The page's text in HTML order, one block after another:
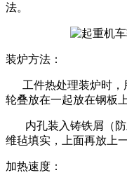
法。
装炉方法：
工件热处理装炉时，
轮叠放在一起放在钢板
内孔装入铸铁屑（防
维毡填实，上面再放上
加热速度：